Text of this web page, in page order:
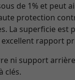
de 1% et peut
protection
La superficie est
rapport
ni support
clés.